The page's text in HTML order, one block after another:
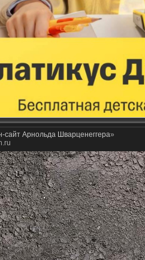
сайт Арнольда Шварценеггера»